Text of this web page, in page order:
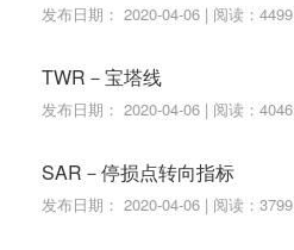
发布日期： 2020-04-06 | 阅读：4499
TWR－宝塔线
发布日期： 2020-04-06 | 阅读：4046
SAR－停损点转向指标
发布日期： 2020-04-06 | 阅读：3799